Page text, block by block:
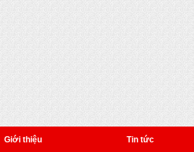
Giới thiệu Tin tức